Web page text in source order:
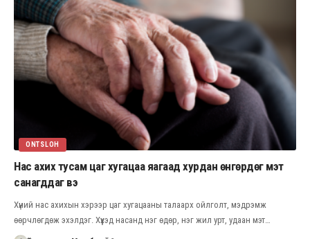
ONTSLOH
Нас ахих тусам цаг хугацаа яагаад хурдан өнгөрдөг мэт
санагддаг вэ
Хүний нас ахихын хэрээр цаг хугацааны талаарх ойлголт, мэдрэмж
өөрчлөгдөж эхэлдэг. Хүүхэд насанд нэг өдөр, нэг жил урт, удаан мэт…